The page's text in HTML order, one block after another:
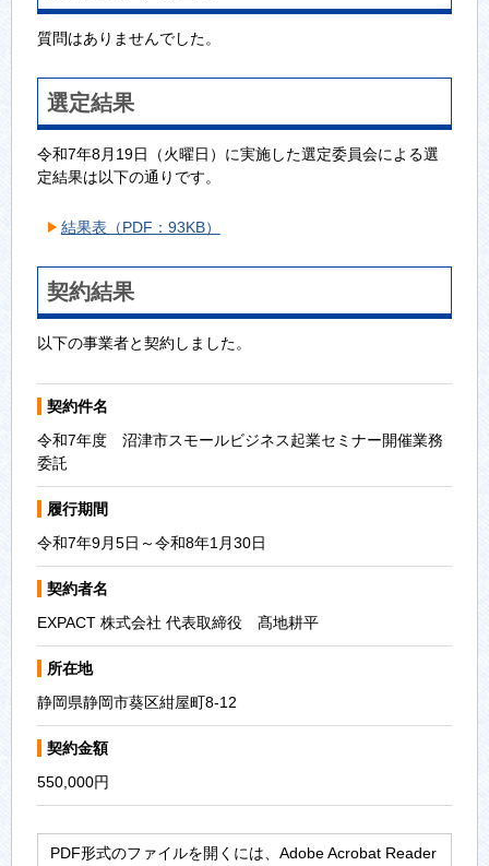
質問はありませんでした。
選定結果
令和7年8月19日（火曜日）に実施した選定委員会による選
定結果は以下の通りです。
結果表（PDF：93KB）
契約結果
以下の事業者と契約しました。
契約件名
令和7年度 沼津市スモールビジネス起業セミナー開催業務
委託
履行期間
令和7年9月5日～令和8年1月30日
契約者名
EXPACT 株式会社 代表取締役 髙地耕平
所在地
静岡県静岡市葵区紺屋町8-12
契約金額
550,000円
PDF形式のファイルを開くには、Adobe Acrobat Reader